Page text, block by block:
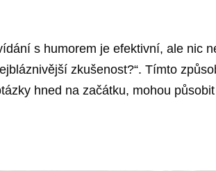
s humorem je efektivní, ale nic
zkušenost?“. Tímto
hned na začátku, mohou